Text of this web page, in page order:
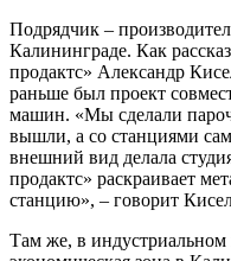
Подрядчик –
Калининграде. Как
продактс» Александр
раньше был проект
машин. «Мы сделали
вышли, а со станциями
внешний вид делала
продактс» раскраивает
станцию», – говорит
Там же, в индустриальном